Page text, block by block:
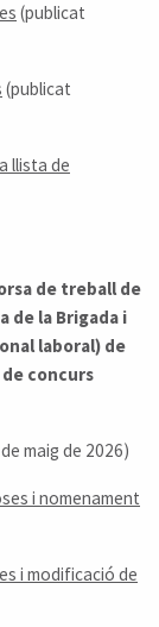
(publicat
(publicat
llista de
de treball de
de la Brigada i
laboral) de
concurs
maig de 2026)
i nomenament
i modificació de